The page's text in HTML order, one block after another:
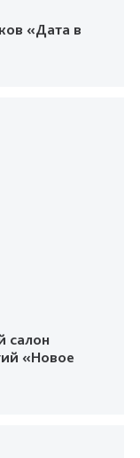
«Дата в
салон
«Новое